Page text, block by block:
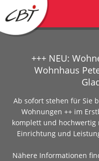
+++ NEU:
Wohnhaus
Ab sofort stehen für Sie
Wohnungen ++ im
komplett und
Einrichtung und
Nähere Informationen